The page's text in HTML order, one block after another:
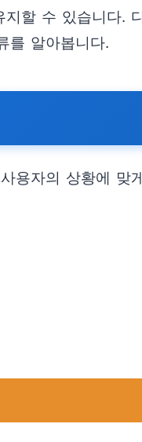
할 수 있습니다.
를 알아봅니다.
용자의 상황에 맞